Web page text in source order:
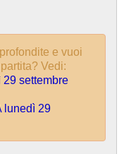
e vuoi
Vedi:
settembre
lunedì 29